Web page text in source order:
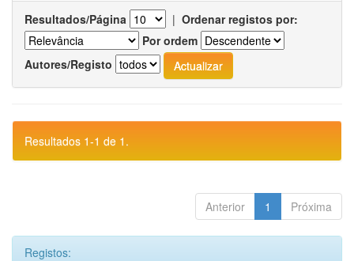
Resultados/Página | Ordenar registos por:
Por ordem
Autores/Registo
Resultados 1-1 de 1.
Anterior 1 Próxima
Registos: